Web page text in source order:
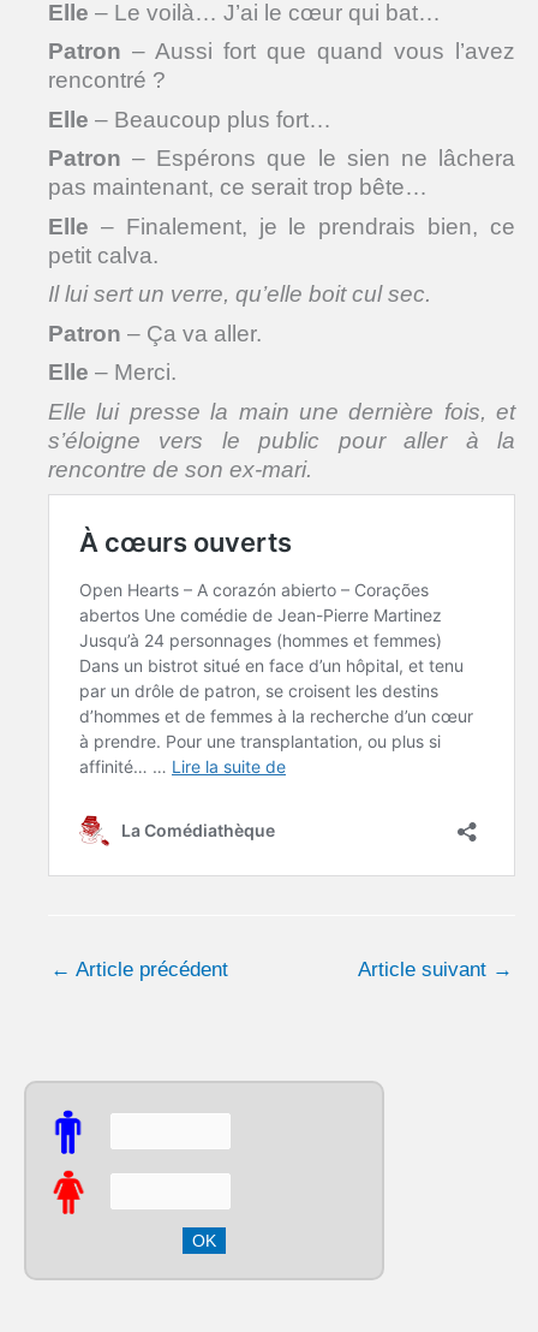
Elle – Le voilà… J’ai le cœur qui bat…
Patron – Aussi fort que quand vous l’avez
rencontré ?
Elle – Beaucoup plus fort…
Patron – Espérons que le sien ne lâchera
pas maintenant, ce serait trop bête…
Elle – Finalement, je le prendrais bien, ce
petit calva.
Il lui sert un verre, qu’elle boit cul sec.
Patron – Ça va aller.
Elle – Merci.
Elle lui presse la main une dernière fois, et
s’éloigne vers le public pour aller à la
rencontre de son ex-mari.
← Article précédent Article suivant →